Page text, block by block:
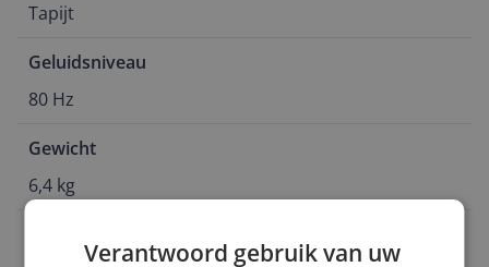
Tapijt
Geluidsniveau
80 Hz
Gewicht
6,4 kg
Verantwoord gebruik van uw